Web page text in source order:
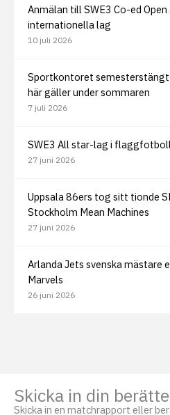
Anmälan till SWE3 Co-ed
internationella lag
10 juli 2026
Sportkontoret
här gäller under sommaren
7 juli 2026
SWE3 All star-lag i
27 juni 2026
Uppsala 86ers tog sitt tionde
Stockholm Mean Machines
27 juni 2026
Arlanda Jets svenska mästare
Marvels
26 juni 2026
Skicka in din
Skicka in en matchrapport eller